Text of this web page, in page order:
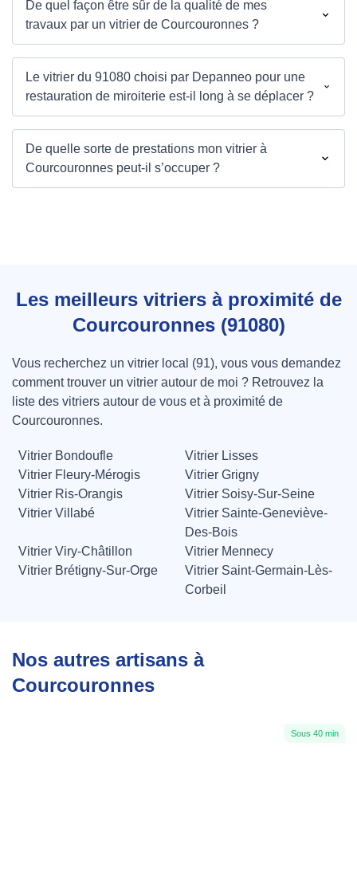
De quel façon être sûr de la qualité de mes
travaux par un vitrier de Courcouronnes ?
Le vitrier du 91080 choisi par Depanneo pour une
restauration de miroiterie est-il long à se déplacer ?
De quelle sorte de prestations mon vitrier à
Courcouronnes peut-il s’occuper ?
Les meilleurs vitriers à proximité de
Courcouronnes (91080)
Vous recherchez un vitrier local (91), vous vous demandez
comment trouver un vitrier autour de moi ? Retrouvez la
liste des vitriers autour de vous et à proximité de
Courcouronnes.
Vitrier Bondoufle
Vitrier Lisses
Vitrier Fleury-Mérogis
Vitrier Grigny
Vitrier Ris-Orangis
Vitrier Soisy-Sur-Seine
Vitrier Villabé
Vitrier Sainte-Geneviève-
Des-Bois
Vitrier Viry-Châtillon
Vitrier Mennecy
Vitrier Brétigny-Sur-Orge
Vitrier Saint-Germain-Lès-
Corbeil
Nos autres artisans à
Courcouronnes
Sous 40 min